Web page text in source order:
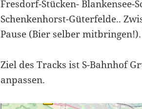
Fresdorf-Stücken- Blankensee-
Schenkenhorst-Güterfelde..
Pause (Bier selber
Ziel des Tracks ist S-Bahnhof
anpassen.